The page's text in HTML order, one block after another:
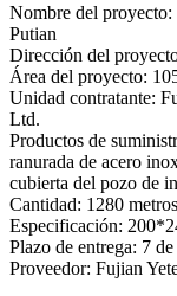
Nombre del proyecto:
Putian
Dirección del
Área del proyecto:
Unidad contratante:
Ltd.
Productos de
ranurada de acero
cubierta del pozo de
Cantidad: 1280 metros
Especificación:
Plazo de entrega: 7
Proveedor: Fujian